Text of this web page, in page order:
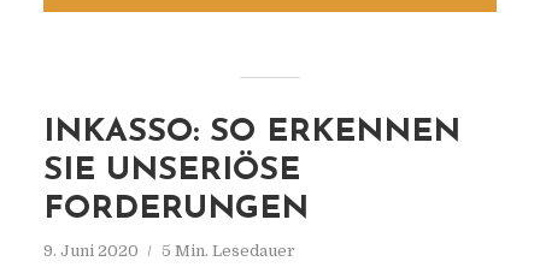
INKASSO: SO ERKENNEN
SIE UNSERIÖSE
FORDERUNGEN
9. Juni 2020 5 Min. Lesedauer